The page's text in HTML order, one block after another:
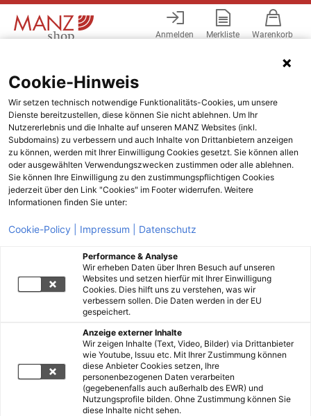
Anmelden Merkliste Warenkorb
Cookie-Hinweis
Wir setzen technisch notwendige Funktionalitäts-Cookies, um unsere
Dienste bereitzustellen, diese können Sie nicht ablehnen. Um Ihr
Nutzererlebnis und die Inhalte auf unseren MANZ Websites (inkl.
Subdomains) zu verbessern und auch Inhalte von Drittanbietern anzeigen
zu können, werden mit Ihrer Einwilligung Cookies gesetzt. Sie können allen
oder ausgewählten Verwendungszwecken zustimmen oder alle ablehnen.
Sie können Ihre Einwilligung zu den zustimmungspflichtigen Cookies
jederzeit über den Link "Cookies" im Footer widerrufen. Weitere
Informationen finden Sie unter:
Cookie-Policy | Impressum | Datenschutz
Performance & Analyse
Wir erheben Daten über Ihren Besuch auf unseren
Websites und setzen hierfür mit Ihrer Einwilligung
Cookies. Dies hilft uns zu verstehen, was wir
verbessern sollen. Die Daten werden in der EU
gespeichert.
Anzeige externer Inhalte
Wir zeigen Inhalte (Text, Video, Bilder) via Drittanbieter
wie Youtube, Issuu etc. Mit Ihrer Zustimmung können
diese Anbieter Cookies setzen, Ihre
personenbezogenen Daten verarbeiten
(gegebenenfalls auch außerhalb des EWR) und
Nutzungsprofile bilden. Ohne Zustimmung können Sie
diese Inhalte nicht sehen.